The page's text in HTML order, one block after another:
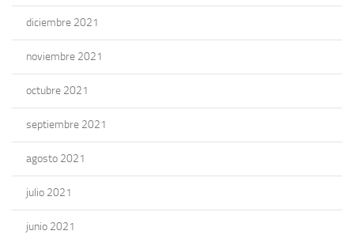
diciembre 2021
noviembre 2021
octubre 2021
septiembre 2021
agosto 2021
julio 2021
junio 2021